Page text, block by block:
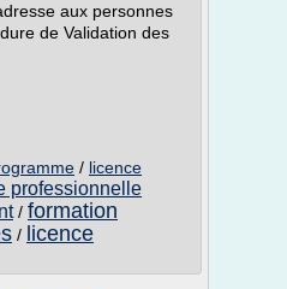
aux personnes
de Validation des
/ licence
professionnelle
/ formation
/ licence